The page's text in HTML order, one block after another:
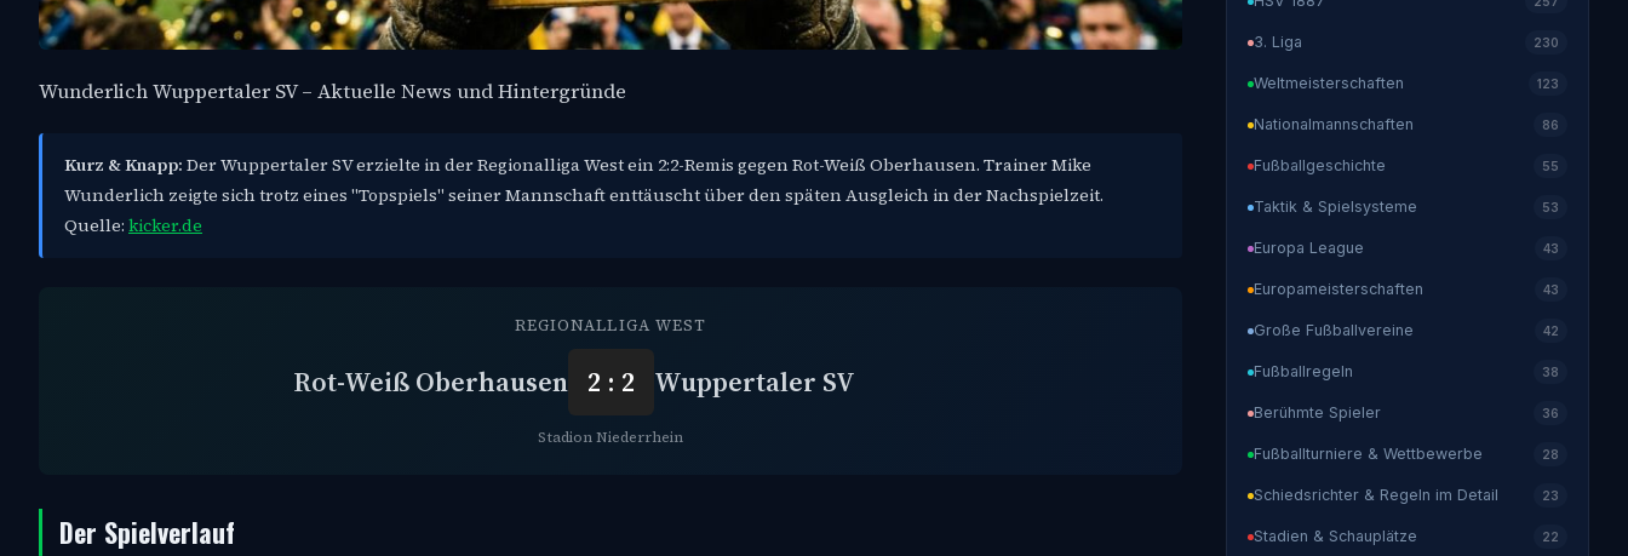
Wunderlich Wuppertaler SV – Aktuelle News und Hintergründe
Kurz & Knapp: Der Wuppertaler SV erzielte in der Regionalliga West ein 2:2-Remis gegen Rot-Weiß Oberhausen. Trainer Mike
Wunderlich zeigte sich trotz eines "Topspiels" seiner Mannschaft enttäuscht über den späten Ausgleich in der Nachspielzeit.
Quelle: kicker.de
REGIONALLIGA WEST
Rot-Weiß Oberhausen 2 : 2 Wuppertaler SV
Stadion Niederrhein
Der Spielverlauf
3. Liga 230
Weltmeisterschaften 123
Nationalmannschaften 86
Fußballgeschichte 55
Taktik & Spielsysteme 53
Europa League 43
Europameisterschaften 43
Große Fußballvereine 42
Fußballregeln 38
Berühmte Spieler 36
Fußballturniere & Wettbewerbe 28
Schiedsrichter & Regeln im Detail 23
Stadien & Schauplätze 22